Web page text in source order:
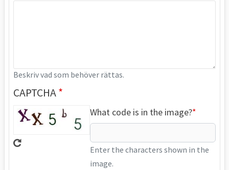
Beskriv vad som behöver rättas.
CAPTCHA
What code is in the image?
Enter the characters shown in the
image.